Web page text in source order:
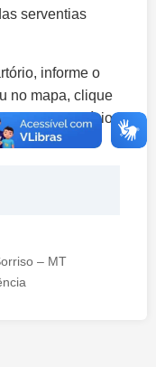
serventias
informe o
no mapa, clique
o município
– MT